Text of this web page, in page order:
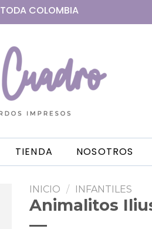
TODA COLOMBIA
TIENDA NOSOTROS
INICIO / INFANTILES
Animalitos